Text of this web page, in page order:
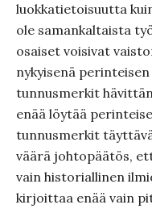
luokkatietoisuutta
ole samankaltaista
osaiset voisivat
nykyisenä
tunnusmerkit
enää löytää
tunnusmerkit
väärä johtopäätös,
vain historiallinen
kirjoittaa enää vain